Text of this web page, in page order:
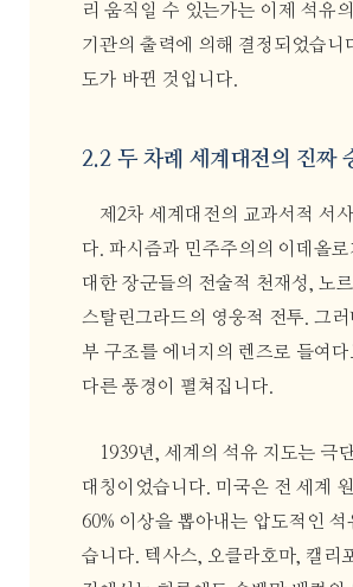
리 움직일 수 있는가는 이제 석유
기관의 출력에 의해 결정되었습니
도가 바뀐 것입니다.
2.2 두 차례 세계대전의 진짜
제2차 세계대전의 교과서적 서
다. 파시즘과 민주주의의 이데올로
대한 장군들의 전술적 천재성, 노
스탈린그라드의 영웅적 전투. 그러
부 구조를 에너지의 렌즈로 들여다
다른 풍경이 펼쳐집니다.
1939년, 세계의 석유 지도는 극
대칭이었습니다. 미국은 전 세계
60% 이상을 뽑아내는 압도적인 석
습니다. 텍사스, 오클라호마, 캘리